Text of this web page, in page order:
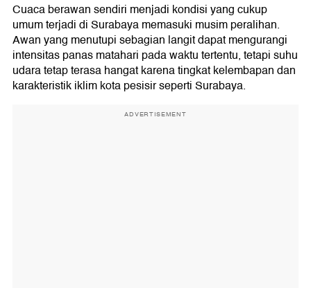
Cuaca berawan sendiri menjadi kondisi yang cukup
umum terjadi di Surabaya memasuki musim peralihan.
Awan yang menutupi sebagian langit dapat mengurangi
intensitas panas matahari pada waktu tertentu, tetapi suhu
udara tetap terasa hangat karena tingkat kelembapan dan
karakteristik iklim kota pesisir seperti Surabaya.
ADVERTISEMENT